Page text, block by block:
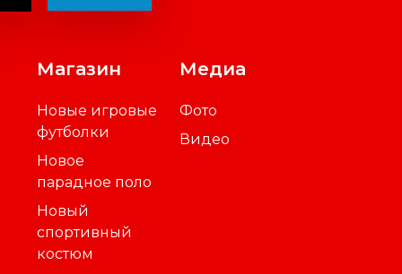
Магазин
Новые игровые
футболки
Новое
парадное поло
Новый
спортивный
костюм
Медиа
Фото
Видео